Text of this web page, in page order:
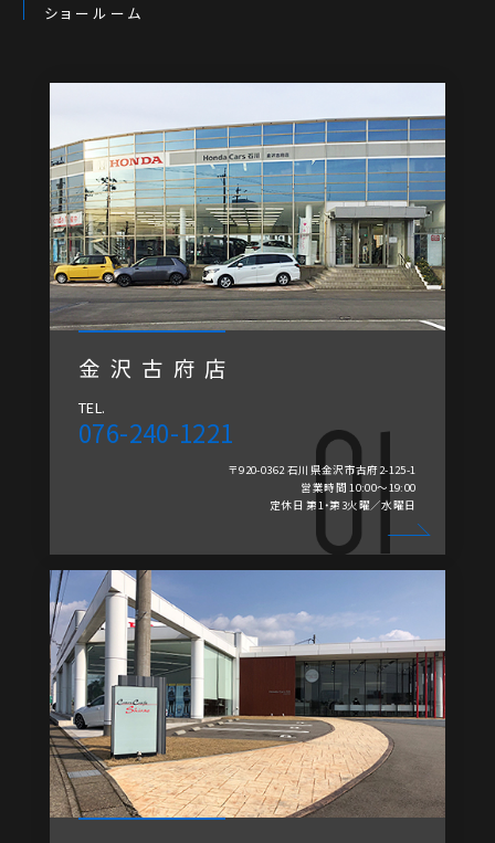
ショールーム
金沢古府店
TEL.
076-240-1221
〒920-0362 石川県金沢市古府2-125-1
営業時間 10:00～19:00
定休日 第1・第3火曜／水曜日